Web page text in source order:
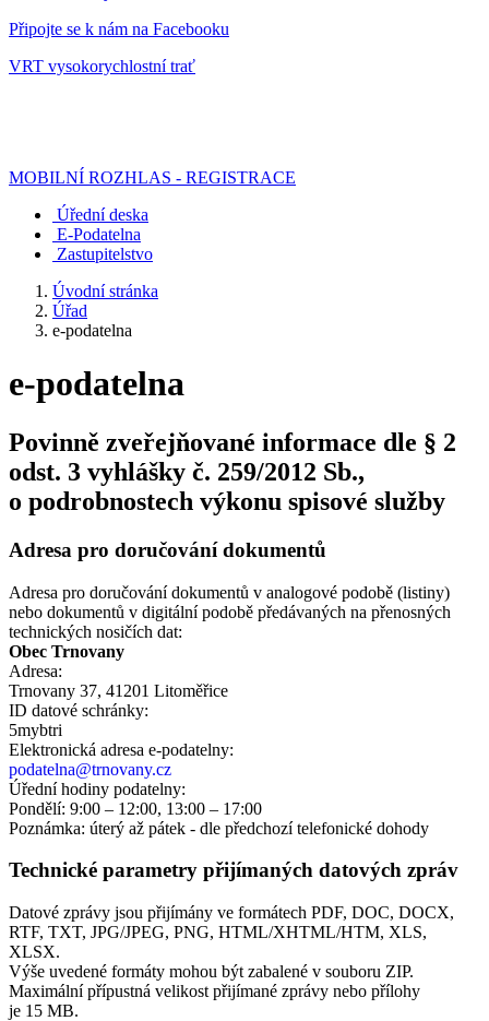
Připojte se k nám na Facebooku
VRT vysokorychlostní trať
MOBILNÍ ROZHLAS - REGISTRACE
Úřední deska
E-Podatelna
Zastupitelstvo
Úvodní stránka
Úřad
e-podatelna
e-podatelna
Povinně zveřejňované informace dle § 2
odst. 3 vyhlášky č. 259/2012 Sb.,
o podrobnostech výkonu spisové služby
Adresa pro doručování dokumentů
Adresa pro doručování dokumentů v analogové podobě (listiny)
nebo dokumentů v digitální podobě předávaných na přenosných
technických nosičích dat:
Obec Trnovany
Adresa:
Trnovany 37, 41201 Litoměřice
ID datové schránky:
5mybtri
Elektronická adresa e‑podatelny:
podatelna@trnovany.cz
Úřední hodiny podatelny:
Pondělí: 9:00 – 12:00, 13:00 – 17:00
Poznámka: úterý až pátek - dle předchozí telefonické dohody
Technické parametry přijímaných datových zpráv
Datové zprávy jsou přijímány ve formátech PDF, DOC, DOCX,
RTF, TXT, JPG/JPEG, PNG, HTML/XHTML/HTM, XLS,
XLSX.
Výše uvedené formáty mohou být zabalené v souboru ZIP.
Maximální přípustná velikost přijímané zprávy nebo přílohy
je 15 MB.